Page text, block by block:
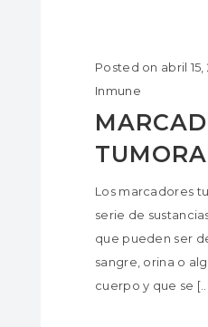
Posted on abril 15,
Inmune
Los marcadores
serie de
que pueden ser
sangre, orina o
cuerpo y que se